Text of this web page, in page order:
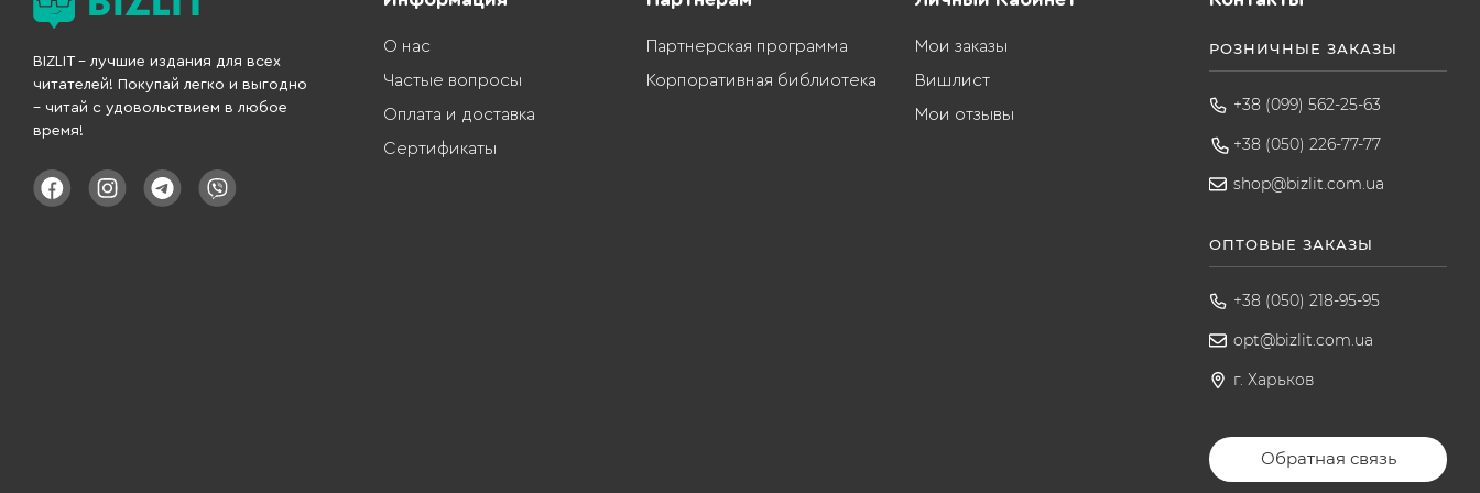
BIZLIT – лучшие издания для всех
читателей! Покупай легко и выгодно
– читай с удовольствием в любое
время!
О нас
Частые вопросы
Оплата и доставка
Сертификаты
Партнерская программа
Корпоративная библиотека
Мои заказы
Вишлист
Мои отзывы
РОЗНИЧНЫЕ ЗАКАЗЫ
+38 (099) 562-25-63
+38 (050) 226-77-77
shop@bizlit.com.ua
ОПТОВЫЕ ЗАКАЗЫ
+38 (050) 218-95-95
opt@bizlit.com.ua
г. Харьков
Обратная связь